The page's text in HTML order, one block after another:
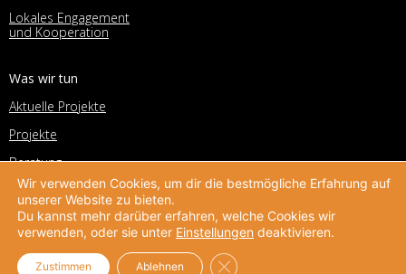
Lokales Engagement
und Kooperation
Was wir tun
Aktuelle Projekte
Projekte
Beratung
Corporate Volunteering Office
Deutscher Preis für
Unternehmensengagement
Helpdesk
Wir verwenden Cookies, um dir die bestmögliche Erfahrung auf
unserer Website zu bieten.
Du kannst mehr darüber erfahren, welche Cookies wir
verwenden, oder sie unter Einstellungen deaktivieren.
Zustimmen Ablehnen GDPR Cookie-Banner